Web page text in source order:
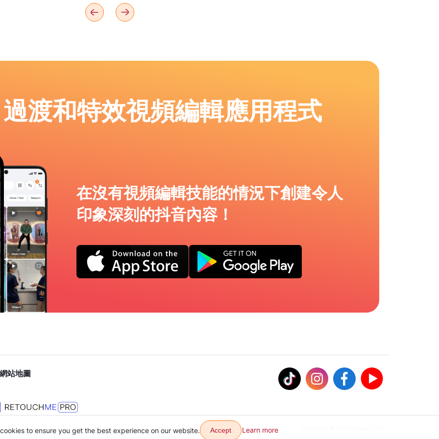
渡和特效視頻編輯應用程式
在沒有視頻編輯技能的情況下創建令人
印象深刻的抖音內容！
網站地圖
to ensure you get the best experience on our website. Accept Learn more